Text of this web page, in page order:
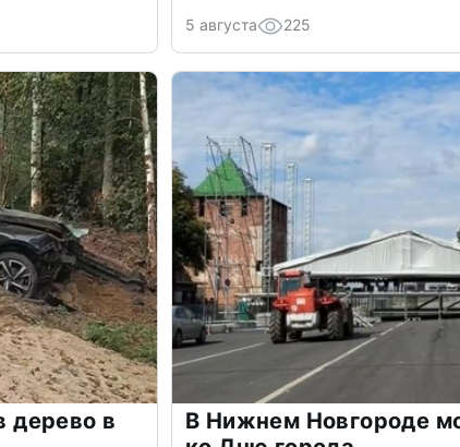
5 августа 225
дерево в
В Нижнем Новгороде